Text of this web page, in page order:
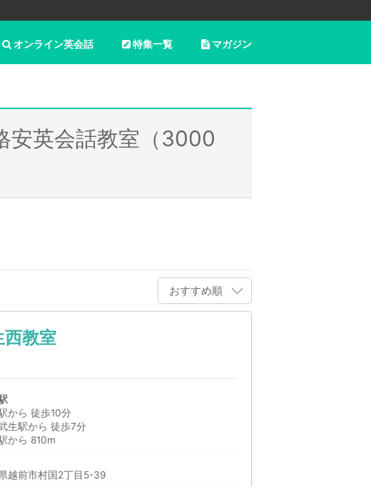
マガジン
特集一覧
オンライン英会話
安英会話教室（3000
おすすめ順
教室
から 徒歩10分
生駅から 徒歩7分
から 810m
越前市村国2丁目5-39